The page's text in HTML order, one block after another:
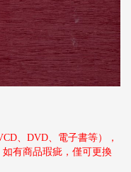
、DVD、電子書等），
有商品瑕疵，僅可更換